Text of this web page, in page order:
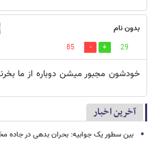
بدون نام
29
85
خودشون مجبور میشن دوباره از ما
آخرین اخبار
بین سطور یک جوابیه: بحران بدهی در